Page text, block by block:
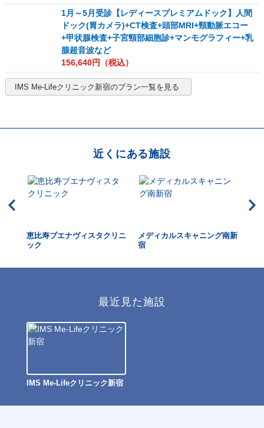
1月～5月受診【レディースプレミアムドック】人間
ドック(胃カメラ)+CT検査+頭部MRI+頸動脈エコー
+甲状腺検査+子宮頸部細胞診+マンモグラフィー+乳
腺超音波など
156,640円（税込）
IMS Me-Lifeクリニック新宿のプラン一覧を見る
近くにある施設
恵比寿ブエナヴィスタクリニ
ック
メディカルスキャニング南新
宿
最近見た施設
IMS Me-Lifeクリニック新宿